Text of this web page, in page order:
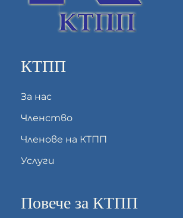
КТПП
За нас
Членство
Членове на КТПП
Услуги
Повече за КТПП